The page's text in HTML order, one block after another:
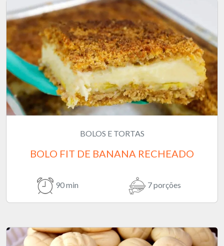
BOLOS E TORTAS
BOLO FIT DE BANANA RECHEADO
90 min 7 porções